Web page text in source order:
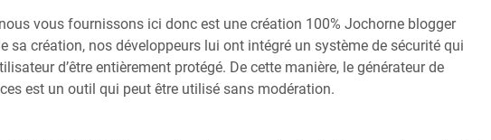
vous fournissons ici donc est une création 100% Jochorne blogger
sa création, nos développeurs lui ont intégré un système de sécurité qui
d’être entièrement protégé. De cette manière, le générateur de
est un outil qui peut être utilisé sans modération.